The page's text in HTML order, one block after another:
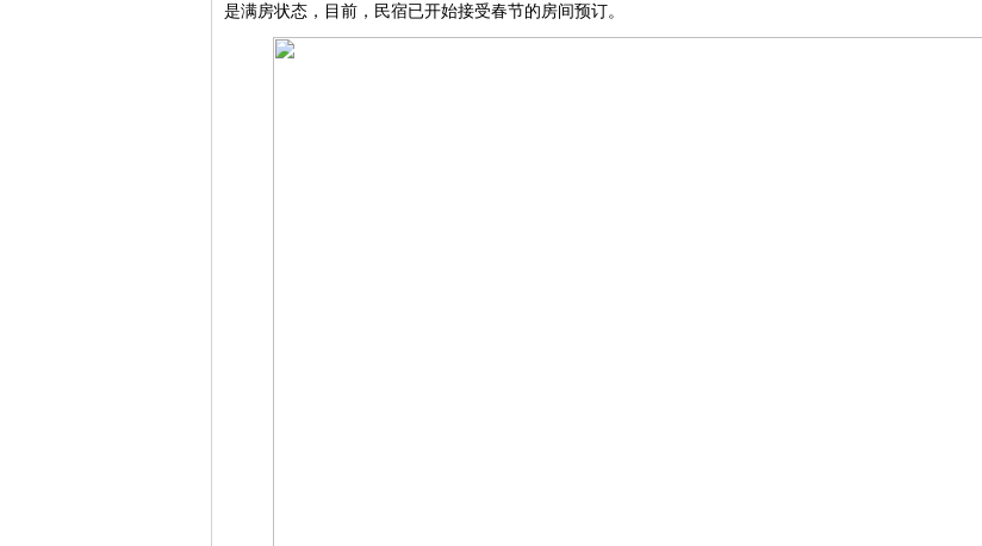
是满房状态，目前，民宿已开始接受春节的房间预订。